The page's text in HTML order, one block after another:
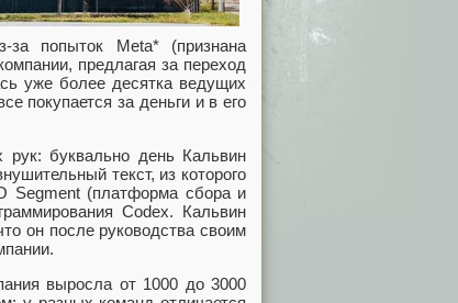
попыток Meta* (признана
предлагая за переход
уже более десятка ведущих
покупается за деньги и в его
рук: буквально день Кальвин
текст, из которого
Segment (платформа сбора и
Codex. Кальвин
он после руководства своим
выросла от 1000 до 3000